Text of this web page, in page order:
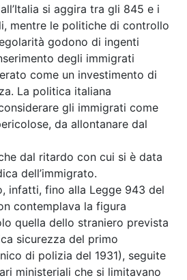
si aggira tra gli 845 e i
mentre le politiche di controllo
godono di ingenti
degli immigrati
come un investimento di
La politica italiana
gli immigrati come
da allontanare dal
dal ritardo con cui si è data
dell’immigrato.
infatti, fino alla Legge 943 del
contemplava la figura
quella dello straniero prevista
sicurezza del primo
di polizia del 1931), seguite
ministeriali che si limitavano